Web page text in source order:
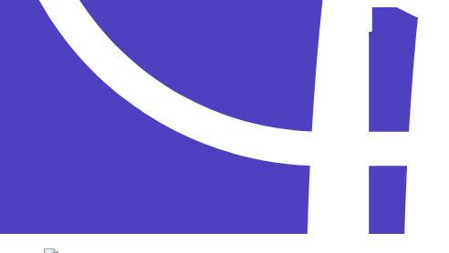
Катя Голышева
Кажется, кто-то пересмотрел «Матрицу». У Киану